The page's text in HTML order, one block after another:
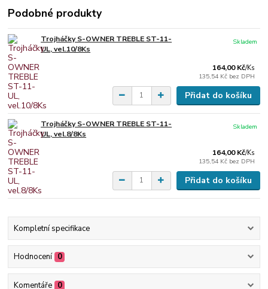
Podobné produkty
Trojháčky S-OWNER TREBLE ST-11-
UL, vel.10/8Ks
164,00 Kč/Ks
135,54 Kč bez DPH
Skladem
Přidat do košíku
Trojháčky S-OWNER TREBLE ST-11-
UL, vel.8/8Ks
164,00 Kč/Ks
135,54 Kč bez DPH
Skladem
Přidat do košíku
Kompletní specifikace
Hodnocení 0
Komentáře 0